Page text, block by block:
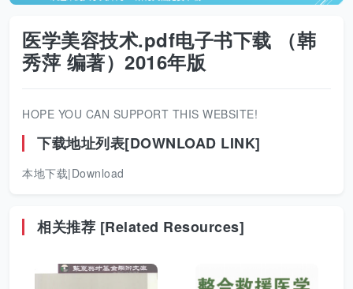
医学美容技术.pdf电子书下载 （韩
秀萍 编著）2016年版
HOPE YOU CAN SUPPORT THIS WEBSITE!
下载地址列表[DOWNLOAD LINK]
本地下载|Download
相关推荐 [Related Resources]